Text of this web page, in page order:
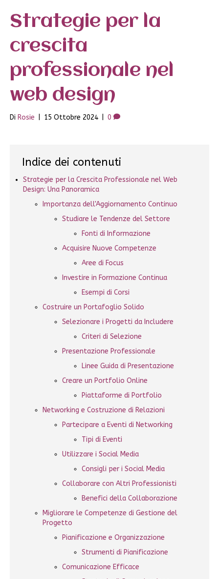
Strategie per la
crescita
professionale nel
web design
Di Rosie 15 Ottobre 2024 0
Indice dei contenuti
Strategie per la Crescita Professionale nel Web
Design: Una Panoramica
Importanza dell'Aggiornamento Continuo
Studiare le Tendenze del Settore
Fonti di Informazione
Acquisire Nuove Competenze
Aree di Focus
Investire in Formazione Continua
Esempi di Corsi
Costruire un Portafoglio Solido
Selezionare i Progetti da Includere
Criteri di Selezione
Presentazione Professionale
Linee Guida di Presentazione
Creare un Portfolio Online
Piattaforme di Portfolio
Networking e Costruzione di Relazioni
Partecipare a Eventi di Networking
Tipi di Eventi
Utilizzare i Social Media
Consigli per i Social Media
Collaborare con Altri Professionisti
Benefici della Collaborazione
Migliorare le Competenze di Gestione del
Progetto
Pianificazione e Organizzazione
Strumenti di Pianificazione
Comunicazione Efficace